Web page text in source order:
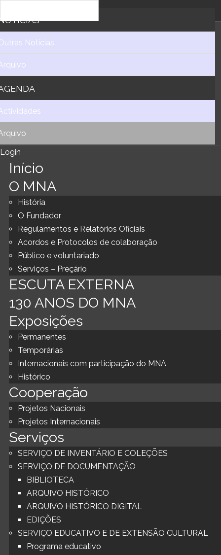
Notícias
Login
Início
O MNA
História
O Fundador
Regulamentos e Relatórios Oficiais
Acordos e Protocolos de colaboração
Público e voluntariado
Serviços – Preçário
ESCUTA EXTERNA
130 ANOS DO MNA
Exposições
Permanentes
Temporárias
Internacionais com participação do MNA
Histórico
Cooperação
Projetos Nacionais
Projetos Internacionais
Serviços
SERVIÇO DE INVENTÁRIO E COLEÇÕES
SERVIÇO DE DOCUMENTAÇÃO
BIBLIOTECA
ARQUIVO HISTÓRICO
ARQUIVO HISTÓRICO DIGITAL
EDIÇÕES
SERVIÇO EDUCATIVO E DE EXTENSÃO CULTURAL
Programa educativo